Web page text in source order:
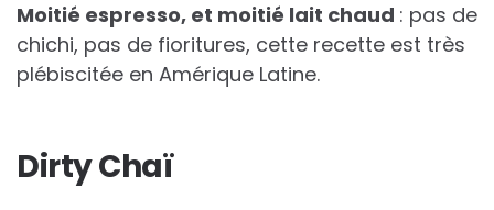
Moitié espresso, et moitié lait chaud : pas de
chichi, pas de fioritures, cette recette est très
plébiscitée en Amérique Latine.
Dirty Chaï